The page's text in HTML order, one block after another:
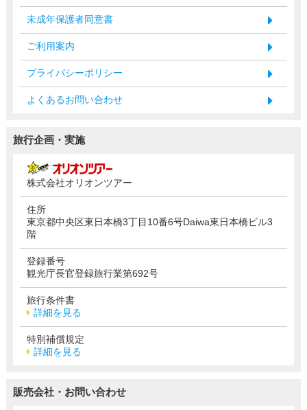
未成年保護者同意書
ご利用案内
プライバシーポリシー
よくあるお問い合わせ
旅行企画・実施
株式会社オリオンツアー
住所
東京都中央区東日本橋3丁目10番6号Daiwa東日本橋ビル3
階
登録番号
観光庁長官登録旅行業第692号
旅行条件書
詳細を見る
特別補償規定
詳細を見る
販売会社・お問い合わせ